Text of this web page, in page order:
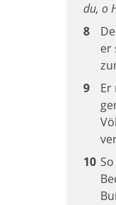
du, o
8
er
9
Er
10